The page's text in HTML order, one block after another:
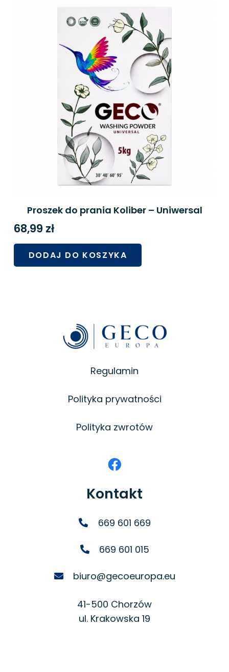
Proszek do prania Koliber – Uniwersal
68,99 zł
DODAJ DO KOSZYKA
Regulamin
Polityka prywatności
Polityka zwrotów
Kontakt
669 601 669
669 601 015
biuro@gecoeuropa.eu
41-500 Chorzów
ul. Krakowska 19